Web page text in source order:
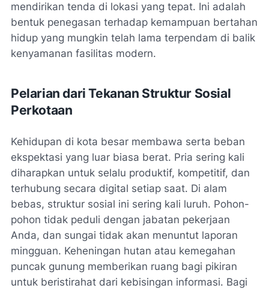
mendirikan tenda di lokasi yang tepat. Ini adalah
bentuk penegasan terhadap kemampuan bertahan
hidup yang mungkin telah lama terpendam di balik
kenyamanan fasilitas modern.
Pelarian dari Tekanan Struktur Sosial
Perkotaan
Kehidupan di kota besar membawa serta beban
ekspektasi yang luar biasa berat. Pria sering kali
diharapkan untuk selalu produktif, kompetitif, dan
terhubung secara digital setiap saat. Di alam
bebas, struktur sosial ini sering kali luruh. Pohon-
pohon tidak peduli dengan jabatan pekerjaan
Anda, dan sungai tidak akan menuntut laporan
mingguan. Keheningan hutan atau kemegahan
puncak gunung memberikan ruang bagi pikiran
untuk beristirahat dari kebisingan informasi. Bagi